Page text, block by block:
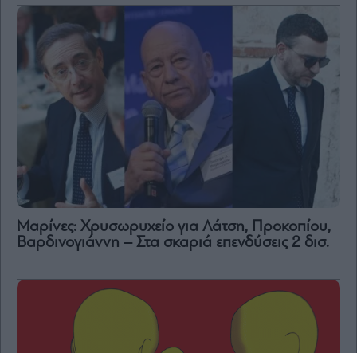
Μαρίνες: Χρυσωρυχείο για Λάτση, Προκοπίου,
Βαρδινογιάννη – Στα σκαριά επενδύσεις 2 δισ.